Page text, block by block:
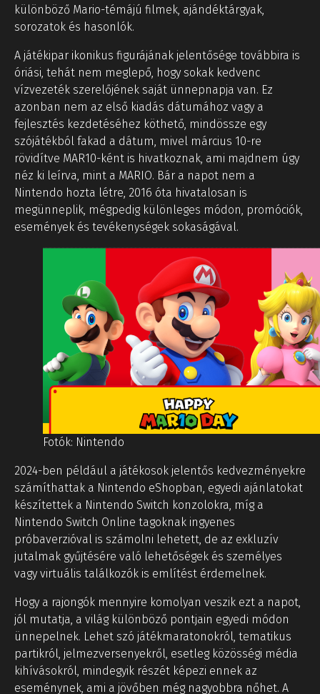
különböző Mario-témájú filmek, ajándéktárgyak,
sorozatok és hasonlók.
A játékipar ikonikus figurájának jelentősége továbbira is
óriási, tehát nem meglepő, hogy sokak kedvenc
vízvezeték szerelőjének saját ünnepnapja van. Ez
azonban nem az első kiadás dátumához vagy a
fejlesztés kezdetéséhez köthető, mindössze egy
szójátékból fakad a dátum, mivel március 10-re
rövidítve MAR10-ként is hivatkoznak, ami majdnem úgy
néz ki leírva, mint a MARIO. Bár a napot nem a
Nintendo hozta létre, 2016 óta hivatalosan is
megünneplik, mégpedig különleges módon, promóciók,
események és tevékenységek sokaságával.
Fotók: Nintendo
2024-ben például a játékosok jelentős kedvezményekre
számíthattak a Nintendo eShopban, egyedi ajánlatokat
készítettek a Nintendo Switch konzolokra, míg a
Nintendo Switch Online tagoknak ingyenes
próbaverzióval is számolni lehetett, de az exkluzív
jutalmak gyűjtésére való lehetőségek és személyes
vagy virtuális találkozók is említést érdemelnek.
Hogy a rajongók mennyire komolyan veszik ezt a napot,
jól mutatja, a világ különböző pontjain egyedi módon
ünnepelnek. Lehet szó játékmaratonokról, tematikus
partikról, jelmezversenyekről, esetleg közösségi média
kihívásokról, mindegyik részét képezi ennek az
eseménynek, ami a jövőben még nagyobbra nőhet. A